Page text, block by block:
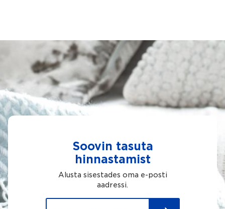
Soovin tasuta
hinnastamist
Alusta sisestades oma e-posti
aadressi.